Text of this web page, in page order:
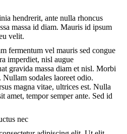
hendrerit, ante nulla rhoncus
massa id diam. Mauris id ipsum
velit.
fermentum vel mauris sed congue
imperdiet, nisl augue
gravida massa diam et nisl. Morbi
sodales laoreet odio.
magna vitae, ultrices est. Nulla
amet, tempor semper ante. Sed id
nec